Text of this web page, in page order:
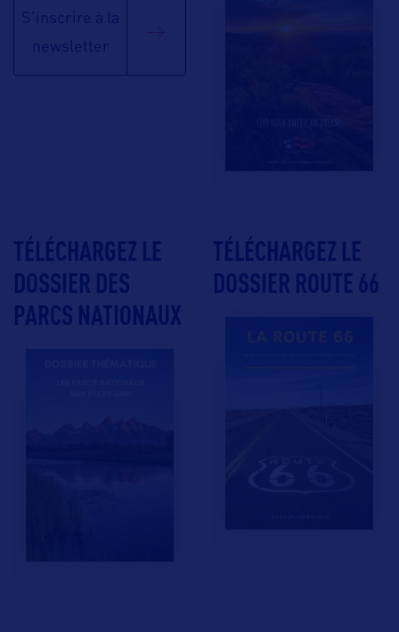
S'inscrire à la
newsletter
TÉLÉCHARGEZ LE
DOSSIER DES
PARCS NATIONAUX
TÉLÉCHARGEZ LE
DOSSIER ROUTE 66